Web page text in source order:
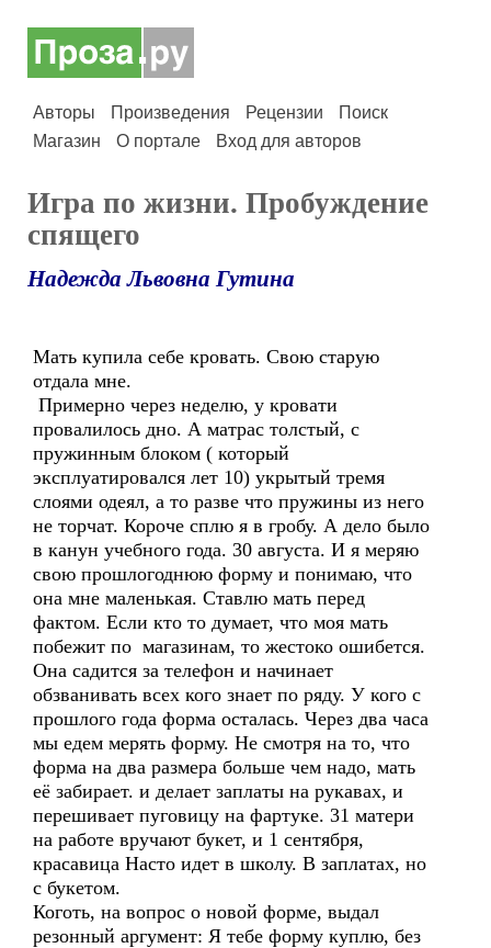
Авторы Произведения Рецензии
Поиск
Магазин
О портале Вход для авторов
Игра по жизни. Пробуждение
спящего
Надежда Львовна Гутина
Мать купила себе кровать. Свою старую
отдала мне.
Примерно через неделю, у кровати
провалилось дно. А матрас толстый, с
пружинным блоком ( который
эксплуатировался лет 10) укрытый тремя
слоями одеял, а то разве что пружины из него
не торчат. Короче сплю я в гробу. А дело было
в канун учебного года. 30 августа. И я меряю
свою прошлогоднюю форму и понимаю, что
она мне маленькая. Ставлю мать перед
фактом. Если кто то думает, что моя мать
побежит по магазинам, то жестоко ошибется.
Она садится за телефон и начинает
обзванивать всех кого знает по ряду. У кого с
прошлого года форма осталась. Через два часа
мы едем мерять форму. Не смотря на то, что
форма на два размера больше чем надо, мать
её забирает. и делает заплаты на рукавах, и
перешивает пуговицу на фартуке. 31 матери
на работе вручают букет, и 1 сентября,
красавица Насто идет в школу. В заплатах, но
с букетом.
Коготь, на вопрос о новой форме, выдал
резонный аргумент: Я тебе форму куплю, без